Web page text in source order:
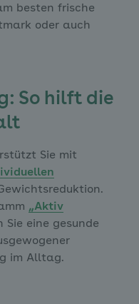
besten frische
oder auch
So hilft die
Sie mit
„Aktiv
eine gesunde
im Alltag.